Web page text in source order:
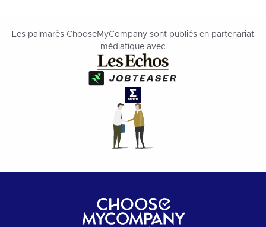
Les palmarès ChooseMyCompany sont publiés en partenariat
médiatique avec